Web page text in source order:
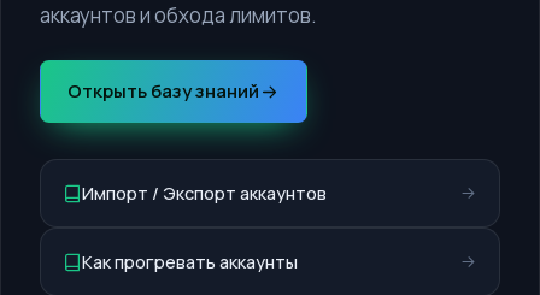
аккаунтов и обхода лимитов.
Открыть базу знаний
Импорт / Экспорт аккаунтов
Как прогревать аккаунты